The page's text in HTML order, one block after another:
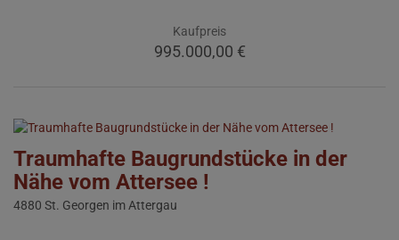
Kaufpreis
995.000,00 €
Traumhafte Baugrundstücke in der
Nähe vom Attersee !
4880 St. Georgen im Attergau